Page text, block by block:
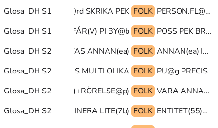
Glosa_DH S1SKRIKA@rd SKRIKA PEK FOLK
PERSON.FL@kl TVÅ PERSON@kl
Glosa_DH S1
FÅR(V) PI BY@b FOLK
POSS PEK BRUKA
Glosa_DH S2PEK TRÄFFAS ANNAN(ea) FOLK
ANNAN(ea) INTRESSE PU@g
Glosa_DH S2
INTRESSE TRÄFFAS.MULTI OLIKA FOLK PU@g PRECIS
Glosa_DH S2
FOLK
VARA ANNAN(ea)@z SÅ-ATT-SÄGA
Glosa_DH S2PRO1 FASCINERA LITE(7b) FOLK
ENTITET(55)+RÖRELSE@p ELLER TROTS